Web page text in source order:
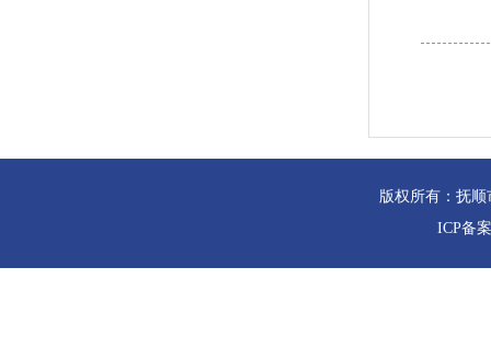
版权所有：抚
ICP备